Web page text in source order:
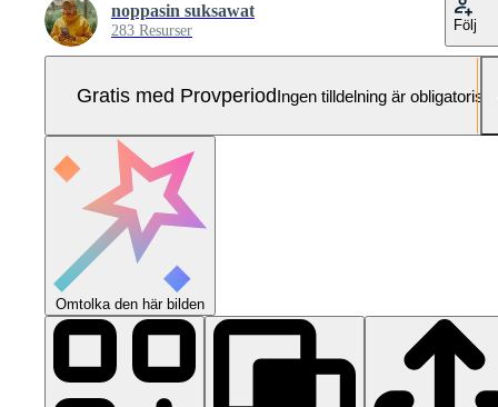
noppasin suksawat
283 Resurser Följ
Gratis med ProvperiodIngen tilldelning är obligatorisk
Omtolka den här bilden